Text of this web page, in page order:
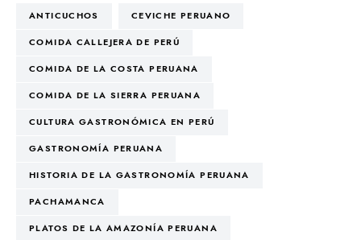
ANTICUCHOS CEVICHE PERUANO
COMIDA CALLEJERA DE PERÚ
COMIDA DE LA COSTA PERUANA
COMIDA DE LA SIERRA PERUANA
CULTURA GASTRONÓMICA EN PERÚ
GASTRONOMÍA PERUANA
HISTORIA DE LA GASTRONOMÍA PERUANA
PACHAMANCA
PLATOS DE LA AMAZONÍA PERUANA